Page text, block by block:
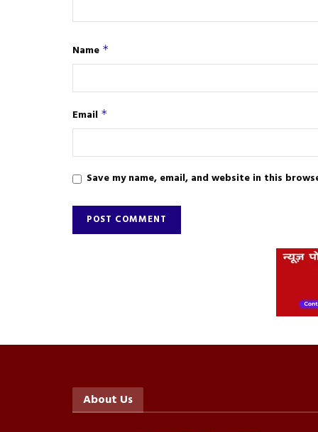
Name *
Email *
Save my name, email, and website in this
About Us